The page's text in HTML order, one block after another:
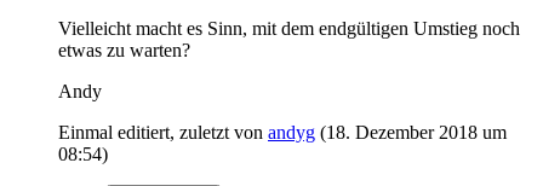
Vielleicht macht es Sinn, mit dem endgültigen Umstieg noch
etwas zu warten?
Andy
Einmal editiert, zuletzt von andyg (18. Dezember 2018 um
08:54)